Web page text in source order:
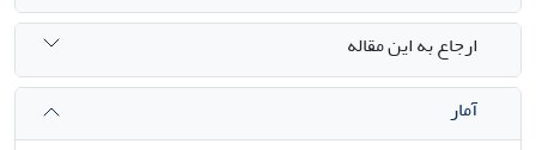
ارجاع به این مقاله
آمار